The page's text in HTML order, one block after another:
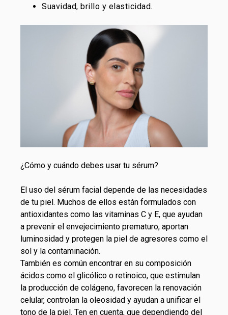
Suavidad, brillo y elasticidad.
¿Cómo y cuándo debes usar tu sérum?
El uso del sérum facial depende de las necesidades
de tu piel. Muchos de ellos están formulados con
antioxidantes como las vitaminas C y E, que ayudan
a prevenir el envejecimiento prematuro, aportan
luminosidad y protegen la piel de agresores como el
sol y la contaminación.
También es común encontrar en su composición
ácidos como el glicólico o retinoico, que estimulan
la producción de colágeno, favorecen la renovación
celular, controlan la oleosidad y ayudan a unificar el
tono de la piel. Ten en cuenta, que dependiendo del